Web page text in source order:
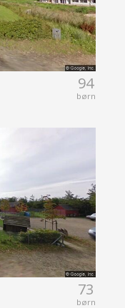
94
børn
73
børn